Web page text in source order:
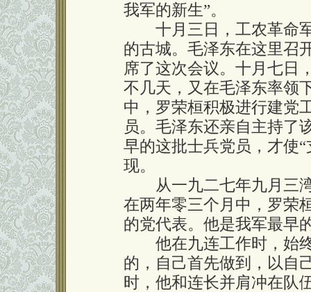
我军的新生”。
十月三日，工农革命军
的古城。毛泽东在这里召
席了这次会议。十月七日
不几天，又在毛泽东率领
中，罗荣桓积极进行建党
员。毛泽东还亲自主持了
早的这批士兵党员，才使
现。
从一九二七年九月三湾
在两年零三个月中，罗荣
的党代表。他是我军最早
他在九连工作时，始终
的，自己首先做到，以自
时，他和连长并肩冲在队